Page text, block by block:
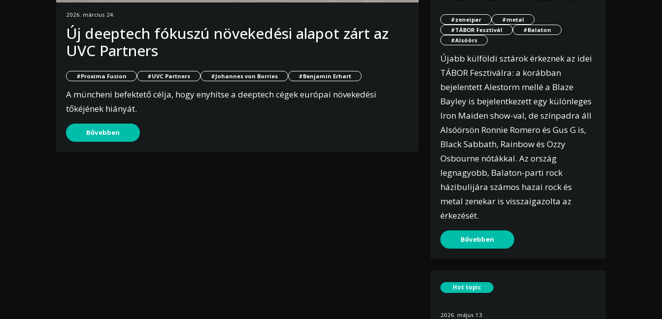
2026. március 24.
Új deeptech fókuszú növekedési alapot zárt az
UVC Partners
#Proxima Fusion #UVC Partners #Johannes von Borries #Benjamin Erhart
A müncheni befektető célja, hogy enyhítse a deeptech cégek európai növekedési
tőkéjének hiányát.
Bővebben
#zeneipar
#metal
#TÁBOR Fesztivál
#Balaton
#Alsóörs
Újabb külföldi sztárok érkeznek az idei
TÁBOR Fesztiválra: a korábban
bejelentett Alestorm mellé a Blaze
Bayley is bejelentkezett egy különleges
Iron Maiden show-val, de színpadra áll
Alsóörsön Ronnie Romero és Gus G is,
Black Sabbath, Rainbow és Ozzy
Osbourne nótákkal. Az ország
legnagyobb, Balaton-parti rock
házibulijára számos hazai rock és
metal zenekar is visszaigazolta az
érkezését.
Bővebben
Hot topic
2026. május 13.